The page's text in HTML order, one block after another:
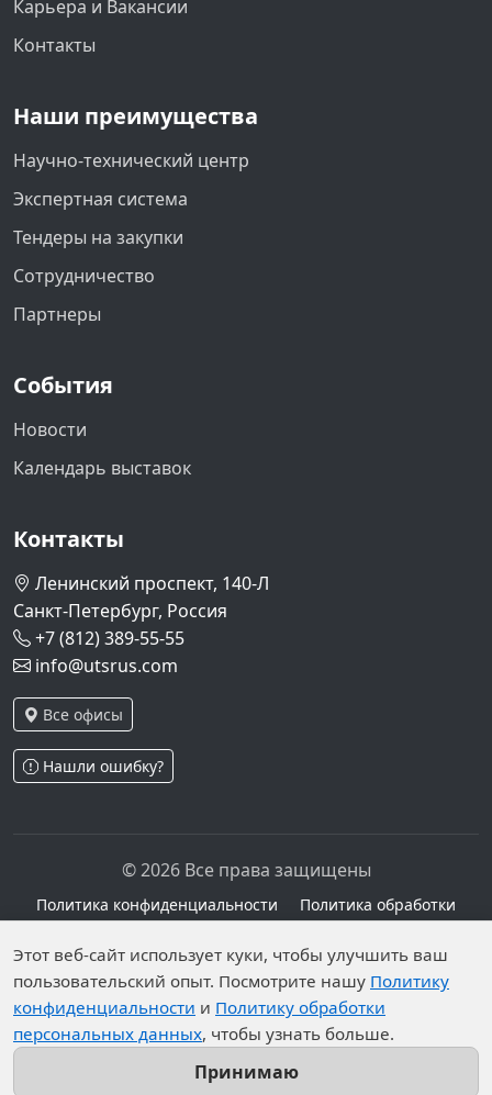
Карьера и Вакансии
Контакты
Наши преимущества
Научно-технический центр
Экспертная система
Тендеры на закупки
Сотрудничество
Партнеры
События
Новости
Календарь выставок
Контакты
Ленинский проспект, 140-Л
Санкт-Петербург, Россия
+7 (812) 389-55-55
info@utsrus.com
Все офисы
Нашли ошибку?
© 2026 Все права защищены
Политика конфиденциальности
Политика обработки
персональных данных
Персональные данные опубликованы на сайте при
наличии правовых оснований в соответствии с ч.1
ст.6 и ст.10.1 152-ФЗ. Субъектами установлены
запреты на обработку неограниченных кругом лиц
опубликованных персональных данных.
Этот веб-сайт использует куки, чтобы улучшить ваш
пользовательский опыт. Посмотрите нашу Политику
конфиденциальности и Политику обработки
персональных данных, чтобы узнать больше.
Принимаю